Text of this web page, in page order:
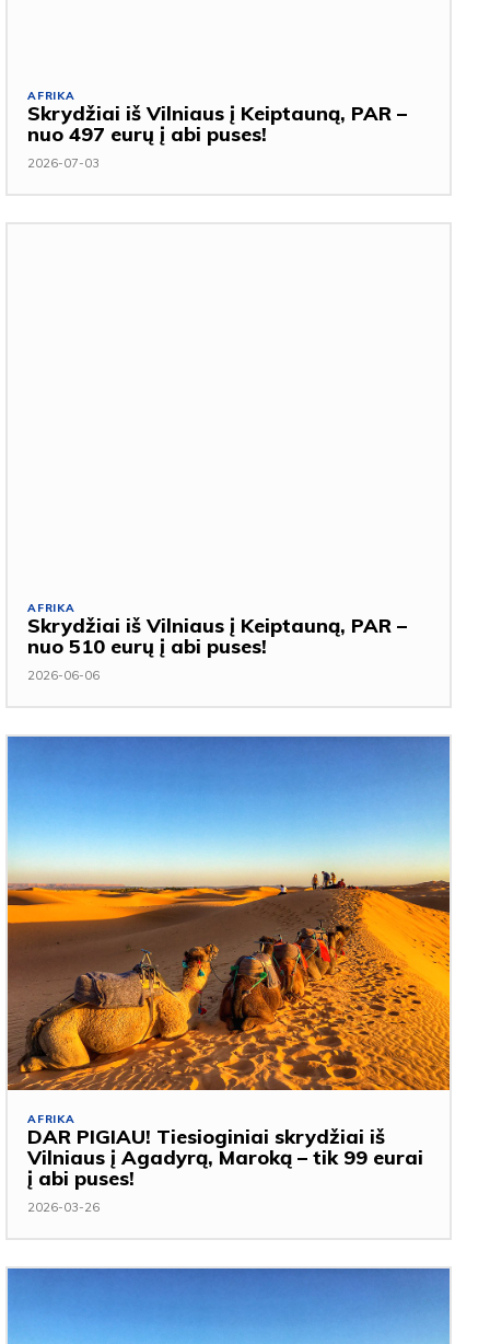
AFRIKA
Skrydžiai iš Vilniaus į Keiptauną, PAR –
nuo 497 eurų į abi puses!
2026-07-03
AFRIKA
Skrydžiai iš Vilniaus į Keiptauną, PAR –
nuo 510 eurų į abi puses!
2026-06-06
AFRIKA
DAR PIGIAU! Tiesioginiai skrydžiai iš
Vilniaus į Agadyrą, Maroką – tik 99 eurai
į abi puses!
2026-03-26